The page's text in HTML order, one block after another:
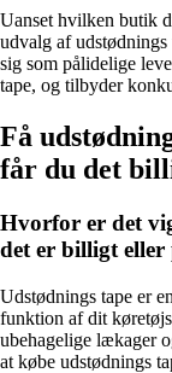
Uanset hvilken butik
udvalg af
sig som pålidelige
tape, og tilbyder
Få
får du det
Hvorfor er det
det er billigt
Udstødnings tape er
funktion af dit
ubehagelige lækager
at købe udstødnings